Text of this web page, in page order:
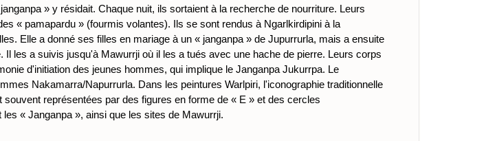
» y résidait. Chaque nuit, ils sortaient à la recherche de nourriture. Leurs
« pamapardu » (fourmis volantes). Ils se sont rendus à Ngarlkirdipini à la
Elle a donné ses filles en mariage à un « janganpa » de Jupurrurla, mais a ensuite
les a suivis jusqu'à Mawurrji où il les a tués avec une hache de pierre. Leurs corps
d'initiation des jeunes hommes, qui implique le Janganpa Jukurrpa. Le
Nakamarra/Napurrurla. Dans les peintures Warlpiri, l'iconographie traditionnelle
représentées par des figures en forme de « E » et des cercles
« Janganpa », ainsi que les sites de Mawurrji.